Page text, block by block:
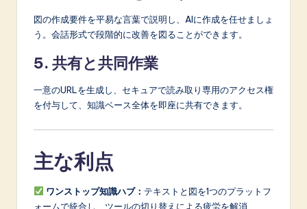
図の作成要件を平易な言葉で説明し、AIに作成を任せましょ
う。会話形式で段階的に改善を図ることができます。
5. 共有と共同作業
一意のURLを生成し、セキュアで読み取り専用のアクセス権
を付与して、知識ベース全体を即座に共有できます。
主な利点
ワンストップ知識ハブ： テキストと図を1つのプラットフ
ォームで統合し、ツールの切り替えによる疲労を解消